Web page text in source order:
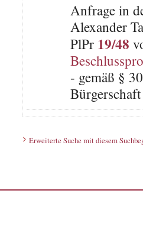
Anfrage in
Alexander
PlPr 19/48
- gemäß §
Erweiterte Suche mit diesem